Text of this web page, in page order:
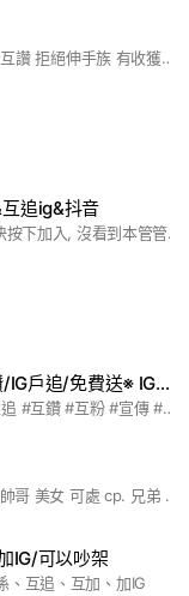
IG互追 互讚 分享 好康團 歡迎互追IG 互讚 拒絕伸手族 有收獲有回報
追ig&抖音
哎呀~ 你竟然都點進來了…那還不趕快按下加入, 沒看到本管管等你很久了嗎？？(๑•̀д•́๑) ᰔ本群沒有很多規定, 需要以下這些幫助的快點加入我們吧！（不准玩門ㄛ, 不然檢舉呀~ ᰔ有的時候管管也會隨機給大家送專屬福利ㄚ（例：私藏桌布&頭像…… ᰔ最後,我們都是帥哥&美女（管管是大美女）只要你加入我們你也是帥哥&美女 #聊天 #傳說 #楚關係 #頭像 #桌布 #互追ig #抖音
10個ig台灣粉幫你免費追/免費讚/IG戶追/免費送※ IG讚 ※ IG粉 ※
#ig互追 #ig互鑽 #ig互粉 #ig互宣 #互追 #互鑽 #互粉 #宣傳 #小追大 #大追大 #無門檻 #免費送粉絲 #免費
互追/互讚/追從/交友/ 缺人啊 很歡迎 帥哥 美女 可處 cp. 兄弟 閨蜜 有那種宣傳什麼股片的給我嗆他
IG/可以吵架
、互追、互加、加IG